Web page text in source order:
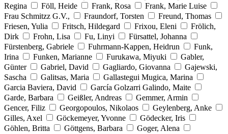
Regina
Föll, Heide Frank, Rosa
Frank, Marie Luise
Frau Schmitzz G.V.,
Fraundorf, Torsten
Freund, Thomas
Friesen, Yulia
Fritsch, Hildegard Frixou, Eleni
Frölich,
Dirk
Frohn, Lisa Fu, Linyi
Fürsattel, Johanna
Fürstenberg, Gabriele
Fuhrmann-Kappen, Heidrun
Funk,
Irina
Funken, Marianne Furukawa, Miyuki
Gabler,
Günter
Gabriel, David Gagliardo, Giovanna
Gajewski,
Sascha
Galitsas, Maria
Gallastegui Mugica, Marina
Garcia Baviera, David
García Golzarri Galindo, Maite
Garde, Barbara
Geißler, Andreas
Gemmer, Armin
Gencer, Filiz
Georgopoulos, Nikolaos
Geylenberg, Anke
Gilles, Axel
Göckemeyer, Yvonne
Gödecker, Iris
Göhlen, Britta
Göttgens, Barbara
Goger, Alena